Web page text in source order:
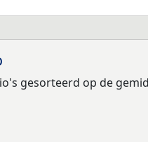
gesorteerd op de